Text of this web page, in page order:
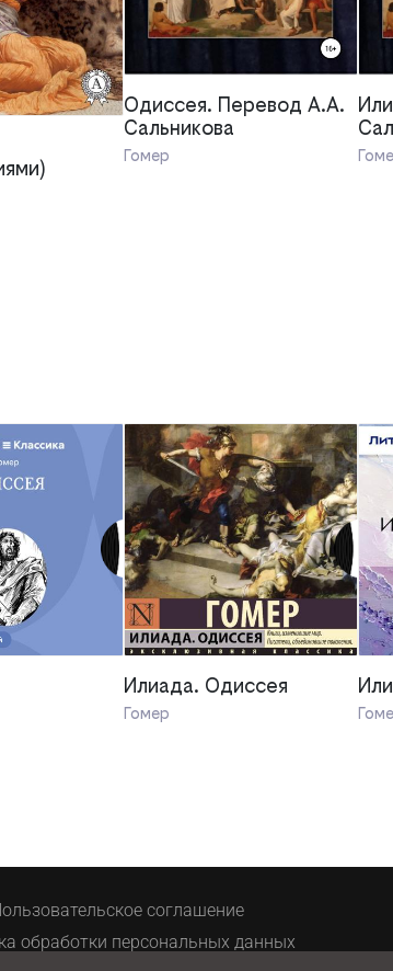
Одиссея. Перевод А.А.
Сальникова
Гомер
Илиада. Одиссея
Гомер
соглашение
обработки персональных данных